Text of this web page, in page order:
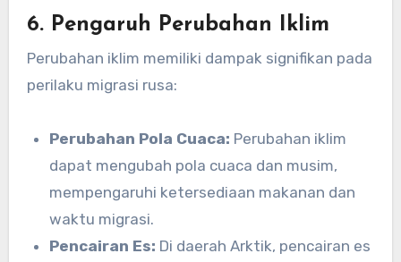
6. Pengaruh Perubahan Iklim
Perubahan iklim memiliki dampak signifikan pada
perilaku migrasi rusa:
Perubahan Pola Cuaca: Perubahan iklim
dapat mengubah pola cuaca dan musim,
mempengaruhi ketersediaan makanan dan
waktu migrasi.
Pencairan Es: Di daerah Arktik, pencairan es